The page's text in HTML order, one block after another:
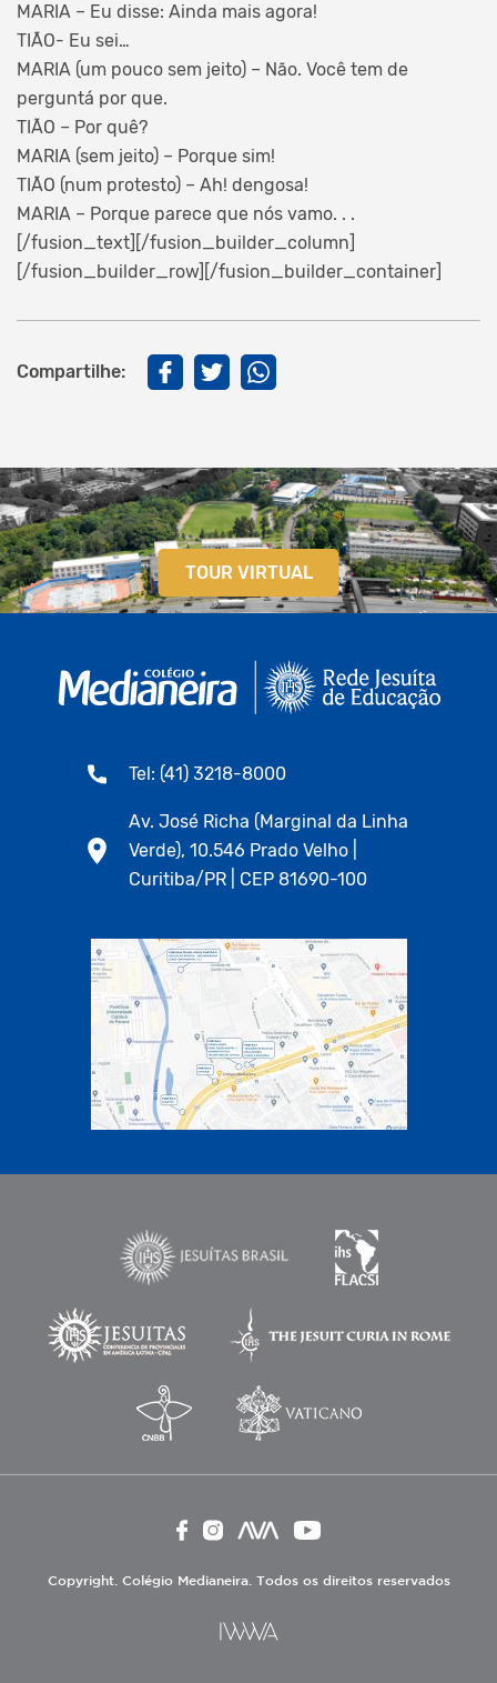
MARIA – Eu disse: Ainda mais agora!
TIÃO- Eu sei…
MARIA (um pouco sem jeito) – Não. Você tem de
perguntá por que.
TIÃO – Por quê?
MARIA (sem jeito) – Porque sim!
TIÃO (num protesto) – Ah! dengosa!
MARIA – Porque parece que nós vamo. . .
[/fusion_text][/fusion_builder_column]
[/fusion_builder_row][/fusion_builder_container]
Compartilhe:
TOUR VIRTUAL
Tel: (41) 3218-8000
Av. José Richa (Marginal da Linha
Verde), 10.546 Prado Velho |
Curitiba/PR | CEP 81690-100
Copyright. Colégio Medianeira. Todos os direitos reservados